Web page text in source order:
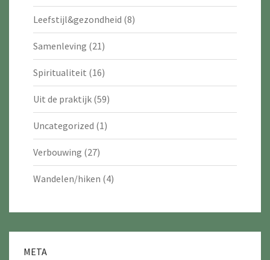
Leefstijl&gezondheid (8)
Samenleving (21)
Spiritualiteit (16)
Uit de praktijk (59)
Uncategorized (1)
Verbouwing (27)
Wandelen/hiken (4)
META